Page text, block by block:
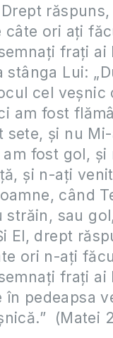
câte ori aţi
fraţi
stânga Lui:
cel
am fost
sete, şi nu
fost gol,
şi n-aţi
când
străin, sau
El, drept
ori n-aţi
fraţi ai
în pedeapsa
(Matei